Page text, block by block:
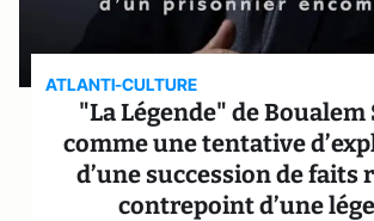
ATLANTI-CULTURE
"La Légende" de Boualem
comme une tentative
d’une succession de faits
contrepoint d’une